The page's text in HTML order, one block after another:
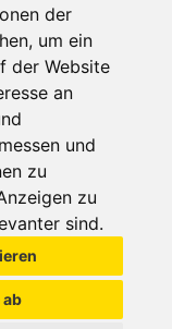
der
, um ein
der Website
an
und
zu
zu
sind.
ab